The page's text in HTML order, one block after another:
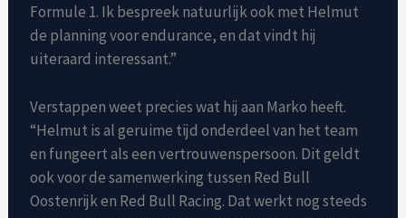
Formule 1. Ik bespreek natuurlijk ook met Helmut
de planning voor endurance, en dat vindt hij
uiteraard interessant.”
Verstappen weet precies wat hij aan Marko heeft.
“Helmut is al geruime tijd onderdeel van het team
en fungeert als een vertrouwenspersoon. Dit geldt
ook voor de samenwerking tussen Red Bull
Oostenrijk en Red Bull Racing. Dat werkt nog steeds